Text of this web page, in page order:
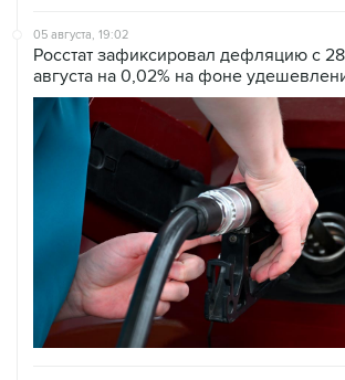
05 августа, 19:02
Росстат зафиксировал дефляцию с
августа на 0,02% на фоне